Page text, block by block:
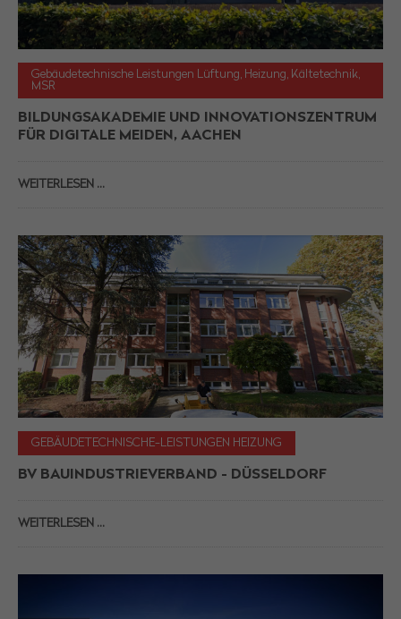
Gebäudetechnische Leistungen Lüftung, Heizung, Kältetechnik,
MSR
BILDUNGSAKADEMIE UND INNOVATIONSZENTRUM
FÜR DIGITALE MEIDEN, AACHEN
WEITERLESEN …
GEBÄUDETECHNISCHE-LEISTUNGEN HEIZUNG
BV BAUINDUSTRIEVERBAND - DÜSSELDORF
WEITERLESEN …